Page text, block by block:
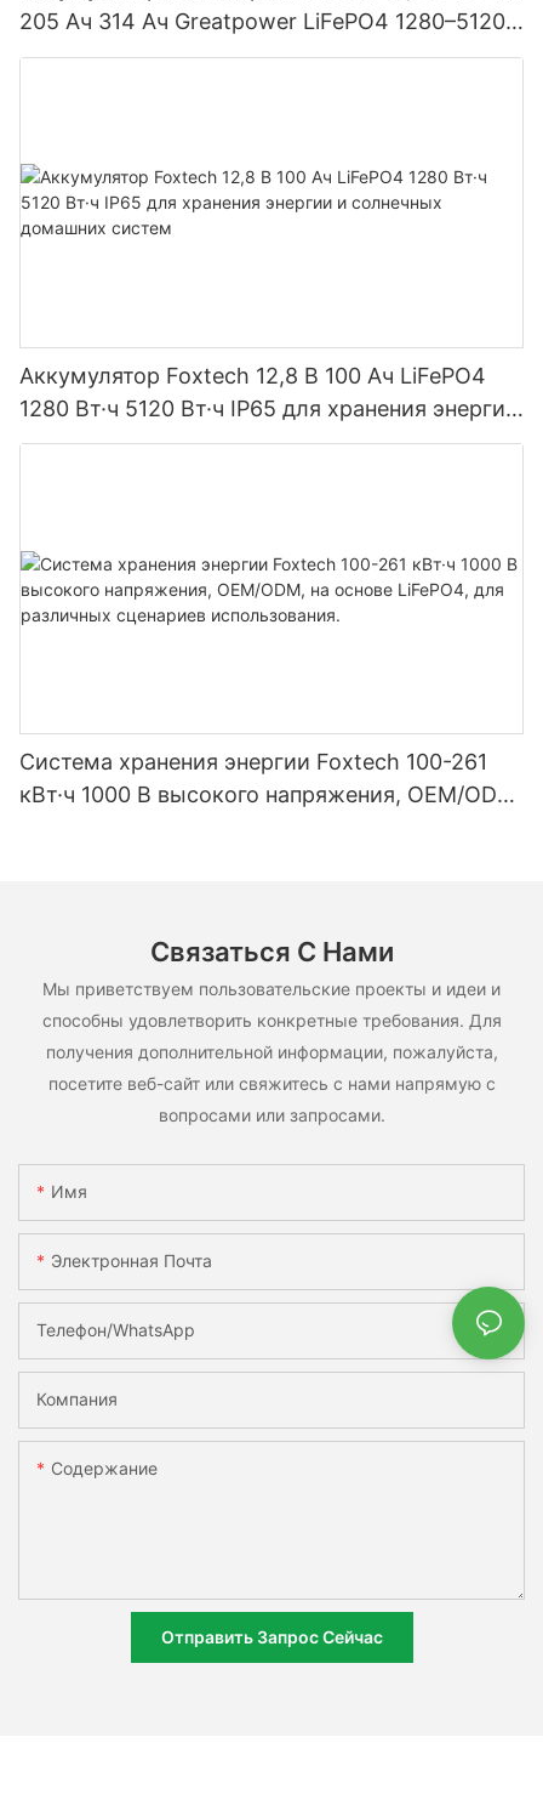
205 Ач 314 Ач Greatpower LiFePO4 1280–5120
Вт·ч IP65
Аккумулятор Foxtech 12,8 В 100 Ач LiFePO4
1280 Вт·ч 5120 Вт·ч IP65 для хранения энергии
и солнечных домашних систем
Система хранения энергии Foxtech 100-261
кВт·ч 1000 В высокого напряжения, OEM/ODM,
Связаться С Нами
Мы приветствуем пользовательские проекты и идеи и
способны удовлетворить конкретные требования. Для
получения дополнительной информации, пожалуйста,
посетите веб-сайт или свяжитесь с нами напрямую с
вопросами или запросами.
Имя
Электронная Почта
Телефон/WhatsApp
Компания
Содержание
Отправить Запрос Сейчас